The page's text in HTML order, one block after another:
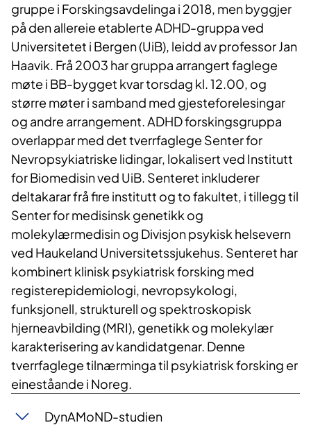
gruppe i Forskingsavdelinga i 2018, men byggjer
på den allereie etablerte ADHD-gruppa ved
Universitetet i Bergen (UiB), leidd av professor Jan
Haavik. Frå 2003 har gruppa arrangert faglege
møte i BB-bygget kvar torsdag kl. 12.00, og
større møter i samband med gjesteforelesingar
og andre arrangement. ADHD forskingsgruppa
overlappar med det tverrfaglege Senter for
Nevropsykiatriske lidingar, lokalisert ved Institutt
for Biomedisin ved UiB. Senteret inkluderer
deltakarar frå fire institutt og to fakultet, i tillegg til
Senter for medisinsk genetikk og
molekylærmedisin og Divisjon psykisk helsevern
ved Haukeland Universitetssjukehus. Senteret har
kombinert klinisk psykiatrisk forsking med
registerepidemiologi, nevropsykologi,
funksjonell, strukturell og spektroskopisk
hjerneavbilding (MRI), genetikk og molekylær
karakterisering av kandidatgenar. Denne
tverrfaglege tilnærminga til psykiatrisk forsking er
eineståande i Noreg.
DynAMoND-studien